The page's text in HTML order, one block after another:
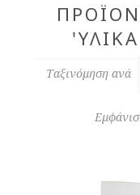
Ταξινόμηση ανά